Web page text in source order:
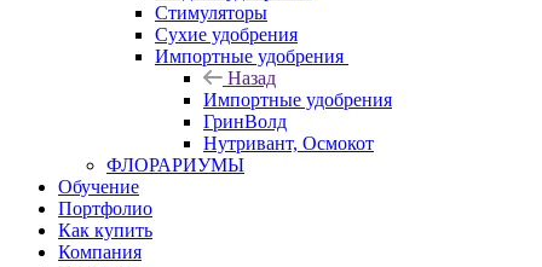
Стимуляторы
Сухие удобрения
Импортные удобрения
Назад
Импортные удобрения
ГринВолд
Нутривант, Осмокот
ФЛОРАРИУМЫ
Обучение
Портфолио
Как купить
Компания